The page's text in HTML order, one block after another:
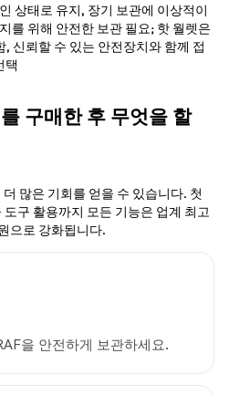
상태로 유지, 장기 보관에 이상적이
를 위해 안전한 보관 필요; 핫 월렛은
신뢰할 수 있는 안전장치와 함께 접
택
구매한 후 무엇을 할
많은 기회를 얻을 수 있습니다. 첫
구 활용까지 모든 기능은 업계 최고
으로 강화됩니다.
을 안전하게 보관하세요.